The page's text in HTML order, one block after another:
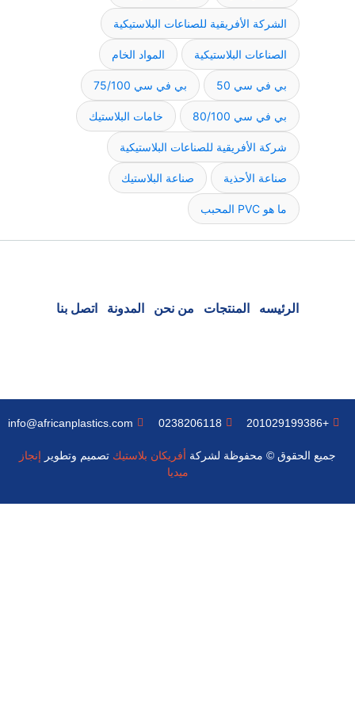
الشركة الأفريقية للصناعات البلاستيكية
الصناعات البلاستيكية المواد الخام
بي في سي 50 بي في سي 75/100
بي في سي 80/100 خامات البلاستيك
شركة الأفريقية للصناعات البلاستيكية
صناعة الأحذية صناعة البلاستيك
ما هو PVC المحبب
الرئيسه المنتجات من نحن المدونة اتصل بنا
جميع الحقوق © محفوظة لشركة أفريكان بلاستيك تصميم وتطوير إنجاز
ميديا
+201029199386
0238206118
info@africanplastics.com